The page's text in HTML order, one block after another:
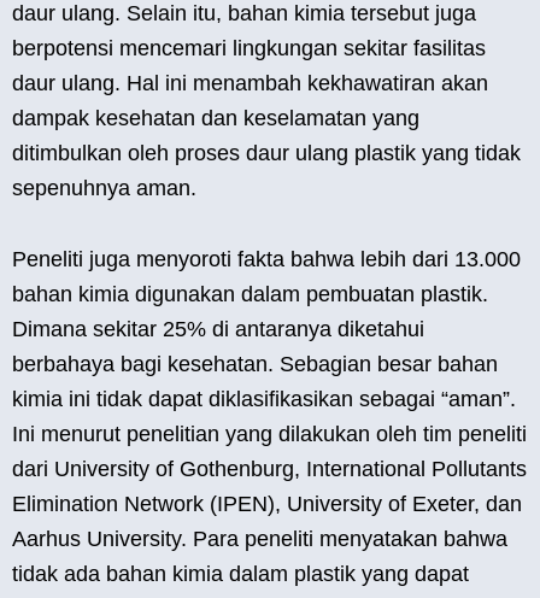
daur ulang. Selain itu, bahan kimia tersebut juga
berpotensi mencemari lingkungan sekitar fasilitas
daur ulang. Hal ini menambah kekhawatiran akan
dampak kesehatan dan keselamatan yang
ditimbulkan oleh proses daur ulang plastik yang tidak
sepenuhnya aman.
Peneliti juga menyoroti fakta bahwa lebih dari 13.000
bahan kimia digunakan dalam pembuatan plastik.
Dimana sekitar 25% di antaranya diketahui
berbahaya bagi kesehatan. Sebagian besar bahan
kimia ini tidak dapat diklasifikasikan sebagai “aman”.
Ini menurut penelitian yang dilakukan oleh tim peneliti
dari University of Gothenburg, International Pollutants
Elimination Network (IPEN), University of Exeter, dan
Aarhus University. Para peneliti menyatakan bahwa
tidak ada bahan kimia dalam plastik yang dapat